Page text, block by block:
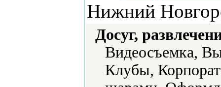
Нижний
Досуг,
Видеосъемка,
Клубы,